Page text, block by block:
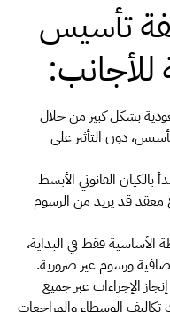
تأسيس
للأجانب:
بشكل كبير من خلال
دون التأثير على
بالكيان القانوني الأبسط
معقد قد يزيد من الرسوم
الأساسية فقط في البداية،
ورسوم غير ضرورية.
الإجراءات عبر جميع
الوسطاء والمراجعات